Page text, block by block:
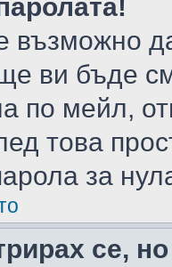
възможно
ви бъде
по мейл,
това
за
се,